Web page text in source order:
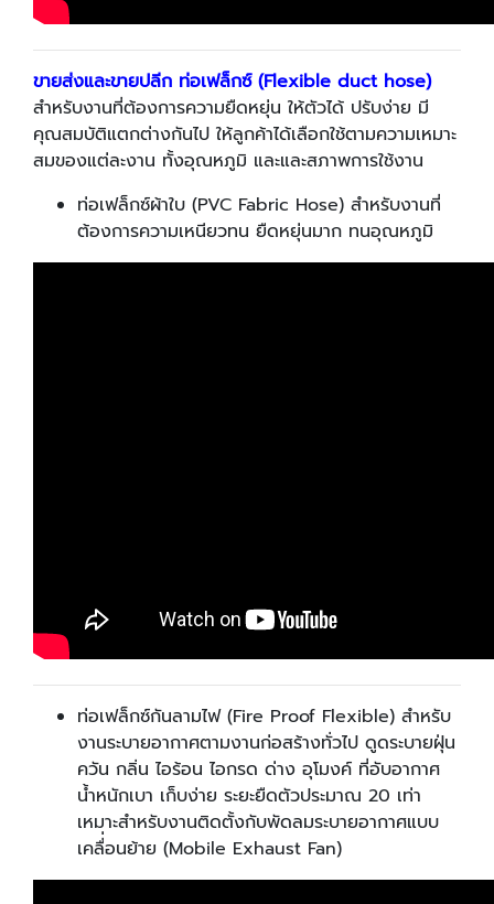
ขายส่งและขายปลีก ท่อเฟล็กซ์ (Flexible duct hose)
สำหรับงานที่ต้องการความยืดหยุ่น ให้ตัวได้ ปรับง่าย มี
คุณสมบัติแตกต่างกันไป ให้ลูกค้าได้เลือกใช้ตามความเหมาะ
สมของแต่ละงาน ทั้งอุณหภูมิ และและสภาพการใช้งาน
ท่อเฟล็กซ์ผ้าใบ (PVC Fabric Hose) สำหรับงานที่
ต้องการความเหนียวทน ยืดหยุ่นมาก ทนอุณหภูมิ
ท่อเฟล็กซ์กันลามไฟ (Fire Proof Flexible) สำหรับ
งานระบายอากาศตามงานก่อสร้างทั่วไป ดูดระบายฝุ่น
ควัน กลิ่น ไอร้อน ไอกรด ด่าง อุโมงค์ ที่อับอากาศ
น้ำหนักเบา เก็บง่าย ระยะยืดตัวประมาณ 20 เท่า
เหมาะสำหรับงานติดตั้งกับพัดลมระบายอากาศแบบ
เคลื่่อนย้าย (Mobile Exhaust Fan)